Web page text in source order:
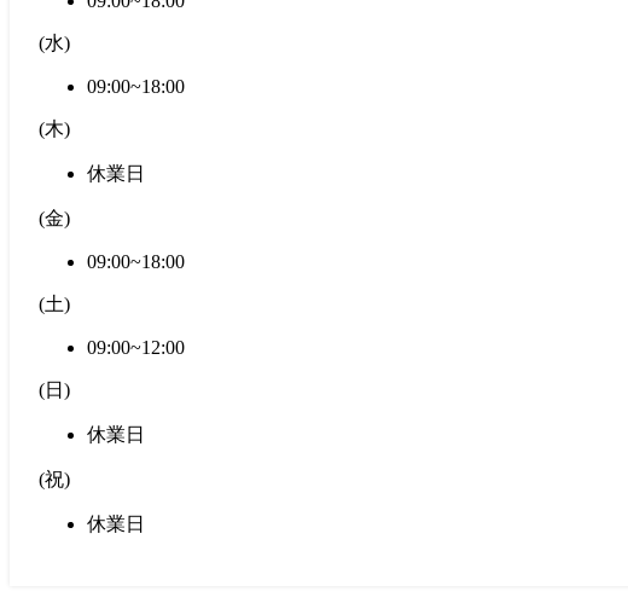
(水)
09:00~18:00
(木)
休業日
(金)
09:00~18:00
(土)
09:00~12:00
(日 )
休業日
(祝)
休業日